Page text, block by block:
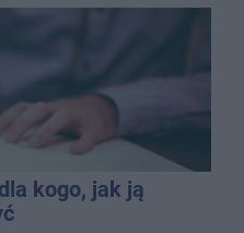
kogo, jak ją